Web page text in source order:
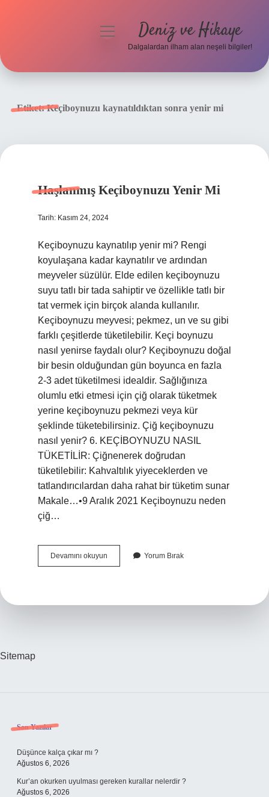
menüyü
Deniz ve Hikaye
Dalgalardan ilham alan neşeli bilgiler!
Etiket:Keçiboynuzu kaynatıldıktan sonra yenir mi
Haşlanmış Keçiboynuzu Yenir Mi
Tarih: Kasım 24, 2024
Keçiboynuzu kaynatılıp yenir mi? Rengi
koyulaşana kadar kaynatılır ve ardından
meyveler süzülür. Elde edilen keçiboynuzu
suyu tatlı bir tada sahiptir ve özellikle tatlı bir
tat vermek için birçok alanda kullanılır.
Keçiboynuzu meyvesi; pekmez, un ve su gibi
farklı çeşitlerde tüketilebilir. Keçi boynuzu
nasıl yenirse faydalı olur? Keçiboynuzu doğal
bir besin olduğundan gün boyunca en fazla
2-3 adet tüketilmesi idealdir. Sağlığınıza
olumlu etki etmesi için çiğ olarak tüketmek
yerine keçiboynuzu pekmezi veya kür
şeklinde tüketebilirsiniz. Çiğ keçiboynuzu
nasıl yenir? 6. KEÇİBOYNUZU NASIL
TÜKETİLİR: Çiğnenerek doğrudan
tüketilebilir: Kahvaltılık yiyeceklerden ve
tatlandırıcılardan daha rahat bir tüketim sunar
Makale…•9 Aralık 2021 Keçiboynuzu neden
çiğ…
Devamını okuyun Haşlanmış
Keçiboynuzu
Yorum Bırak
Sitemap
Sidebar
Son Yazılar
Düşünce kalça çıkar mı ?
Ağustos 6, 2026
Kur’an okurken uyulması gereken kurallar nelerdir ?
Ağustos 6, 2026